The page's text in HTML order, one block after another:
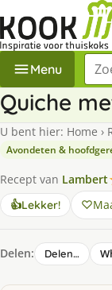
Menu
Quiche
U bent hier: Home ›
Avondeten &
Recept van Lambert
👍Lekker!
Delen: Delen…